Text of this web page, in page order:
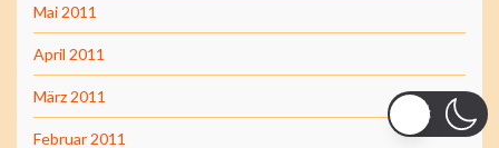
Mai 2011
April 2011
März 2011
Februar 2011